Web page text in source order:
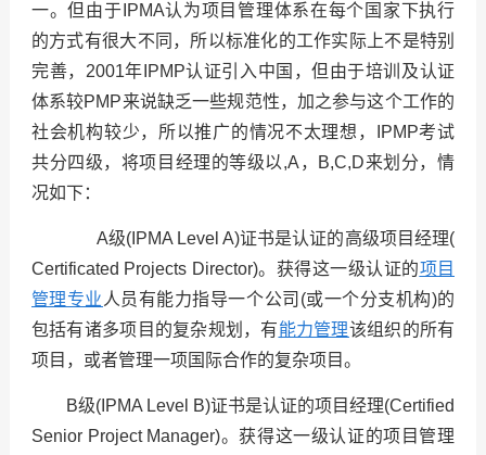
一。但由于 IPMA认为项目管理体系在每个国家下执行
的方式有很大不同，所以标准化的工作实际上不是特别
完善， 2001年 IPMP认证引入中国，但由于培训及认证
体系较PMP来说缺乏一些规范性，加之参与这个工作的
社会机构较少，所以推广的情况不太理想，
IPMP考试
共分四级，将项目经理的等级以 ,A ， B,C,D来划分，情
况如下：
A级(IPMA Level A)证书是认证的高级项目经理(
Certificated Projects Director)。获得这一级认证的项目
管理专业 人员有能力指导一个公司 (或一个分支机构)的
包括有诸多项目的复杂规划，有能力管理该组织的所有
项目，或者管理一项国际合作的复杂项目。
B级(IPMA Level B)证书是认证的项目经理(Certified
Senior Project Manager)。获得这一级认证的项目管理